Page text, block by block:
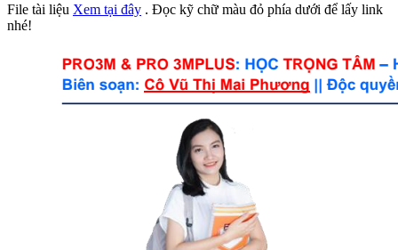
File tài liệu Xem tại đây . Đọc kỹ chữ màu đỏ phía dưới để lấy link
nhé!